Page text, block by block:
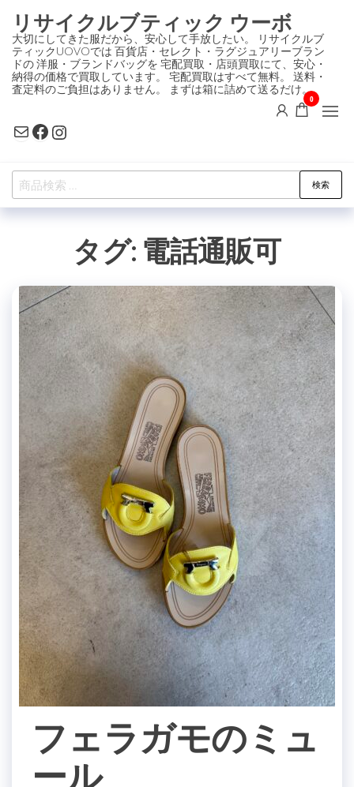
ン
テ
ン
ツ
プ
リサイクルブティック ウーボ
大切にしてきた服だから、安心して手放したい。 リサイクルブ
ティックUOVOでは 百貨店・セレクト・ラグジュアリーブラン
ドの 洋服・ブランドバッグを 宅配買取・店頭買取にて、安心・
納得の価格で買取しています。 宅配買取はすべて無料。 送料・
査定料のご負担はありません。 まずは箱に詰めて送るだけ。
MailFacebook
Instagram
0
検
索
検索
タグ: 電話通販可
フェラガモのミュ
ール